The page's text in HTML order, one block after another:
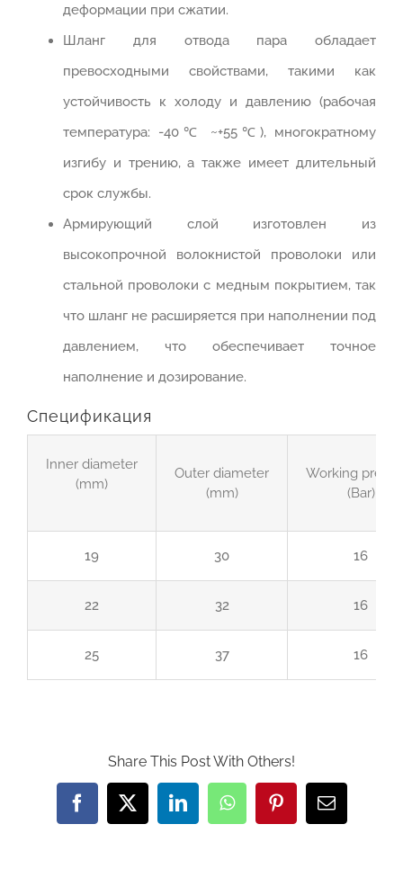
деформации при сжатии.
Шланг для отвода пара обладает
превосходными свойствами, такими как
устойчивость к холоду и давлению (рабочая
температура: -40℃ ~+55℃), многократному
изгибу и трению, а также имеет длительный
срок службы.
Армирующий слой изготовлен из
высокопрочной волокнистой проволоки или
стальной проволоки с медным покрытием, так
что шланг не расширяется при наполнении под
давлением, что обеспечивает точное
наполнение и дозирование.
Спецификация
Inner diameter
(mm)
Outer diameter
(mm)
Working
(Bar)
19 30 16
22 32 16
25 37 16
Share This Post With Others!
FacebookTwitterLinkedInWhatsAppPinterestEmail